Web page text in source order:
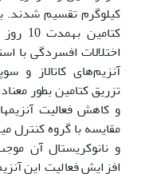
کیلوگرم تقسیم شدند.
اختلالات افسردگی با
آنزیم‌های کاتالاز و
تزریق کتامین بطور
و کاهش فعالیت
و نانوکریستال آن